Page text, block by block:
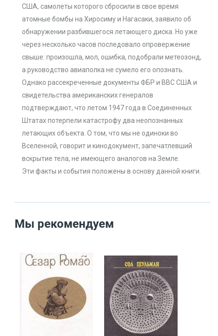
США, самолеты которого сбросили в свое время
атомные бомбы на Хиросиму и Нагасаки, заявило об
обнаружении разбившегося летающего диска. Но уже
через несколько часов последовало опровержение
свыше: произошла, мол, ошибка, подобрали метеозонд,
а руководство авиаполка не сумело его опознать.
Однако рассекреченные документы ФБР и ВВС США и
свидетельства американских генералов
подтверждают, что летом 1947 года в Соединенных
Штатах потерпели катастрофу два неопознанных
летающих объекта. О том, что мы не одиноки во
Вселенной, говорит и кинодокумент, запечатлевший
вскрытие тела, не имеющего аналогов на Земле.
Эти факты и события положены в основу данной книги.
Мы рекомендуем